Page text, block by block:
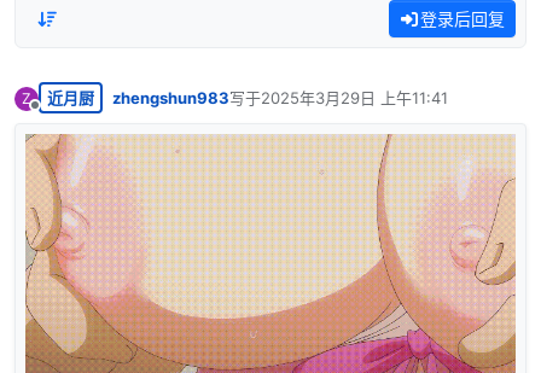
登录后回复
Z
离线
近月厨 zhengshun983写于2025年3月29日 上午11:41
最后由 编辑